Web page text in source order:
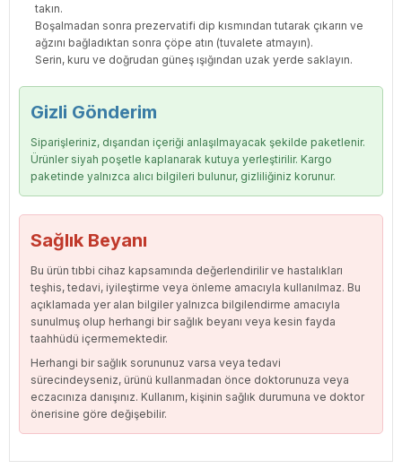
takın.
Boşalmadan sonra prezervatifi dip kısmından tutarak çıkarın ve
ağzını bağladıktan sonra çöpe atın (tuvalete atmayın).
Serin, kuru ve doğrudan güneş ışığından uzak yerde saklayın.
Gizli Gönderim
Siparişleriniz, dışarıdan içeriği anlaşılmayacak şekilde paketlenir.
Ürünler siyah poşetle kaplanarak kutuya yerleştirilir. Kargo
paketinde yalnızca alıcı bilgileri bulunur, gizliliğiniz korunur.
Sağlık Beyanı
Bu ürün tıbbi cihaz kapsamında değerlendirilir ve hastalıkları
teşhis, tedavi, iyileştirme veya önleme amacıyla kullanılmaz. Bu
açıklamada yer alan bilgiler yalnızca bilgilendirme amacıyla
sunulmuş olup herhangi bir sağlık beyanı veya kesin fayda
taahhüdü içermemektedir.
Herhangi bir sağlık sorununuz varsa veya tedavi
sürecindeyseniz, ürünü kullanmadan önce doktorunuza veya
eczacınıza danışınız. Kullanım, kişinin sağlık durumuna ve doktor
önerisine göre değişebilir.